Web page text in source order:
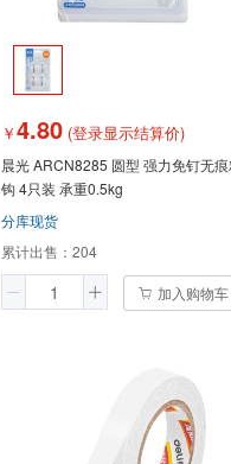
￥4.80 (登录显示结算价)
晨光 ARCN8285 圆型 强力免钉无
钩 4只装 承重0.5kg
分库现货
累计出售： 204
加入购物车